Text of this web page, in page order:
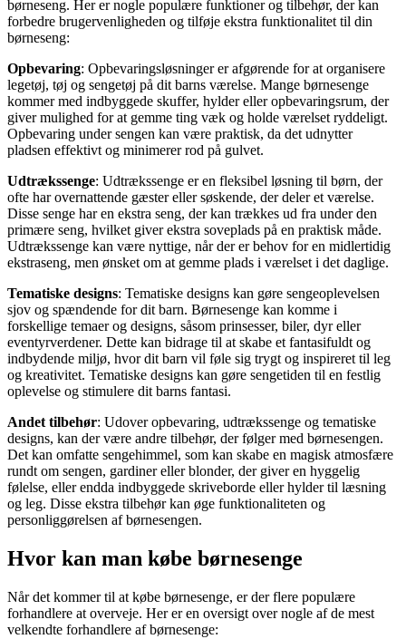
børneseng. Her er nogle populære funktioner og tilbehør, der kan
forbedre brugervenligheden og tilføje ekstra funktionalitet til din
børneseng:
Opbevaring: Opbevaringsløsninger er afgørende for at organisere
legetøj, tøj og sengetøj på dit barns værelse. Mange børnesenge
kommer med indbyggede skuffer, hylder eller opbevaringsrum, der
giver mulighed for at gemme ting væk og holde værelset ryddeligt.
Opbevaring under sengen kan være praktisk, da det udnytter
pladsen effektivt og minimerer rod på gulvet.
Udtrækssenge: Udtrækssenge er en fleksibel løsning til børn, der
ofte har overnattende gæster eller søskende, der deler et værelse.
Disse senge har en ekstra seng, der kan trækkes ud fra under den
primære seng, hvilket giver ekstra soveplads på en praktisk måde.
Udtrækssenge kan være nyttige, når der er behov for en midlertidig
ekstraseng, men ønsket om at gemme plads i værelset i det daglige.
Tematiske designs: Tematiske designs kan gøre sengeoplevelsen
sjov og spændende for dit barn. Børnesenge kan komme i
forskellige temaer og designs, såsom prinsesser, biler, dyr eller
eventyrverdener. Dette kan bidrage til at skabe et fantasifuldt og
indbydende miljø, hvor dit barn vil føle sig trygt og inspireret til leg
og kreativitet. Tematiske designs kan gøre sengetiden til en festlig
oplevelse og stimulere dit barns fantasi.
Andet tilbehør: Udover opbevaring, udtrækssenge og tematiske
designs, kan der være andre tilbehør, der følger med børnesengen.
Det kan omfatte sengehimmel, som kan skabe en magisk atmosfære
rundt om sengen, gardiner eller blonder, der giver en hyggelig
følelse, eller endda indbyggede skriveborde eller hylder til læsning
og leg. Disse ekstra tilbehør kan øge funktionaliteten og
personliggørelsen af børnesengen.
Hvor kan man købe børnesenge
Når det kommer til at købe børnesenge, er der flere populære
forhandlere at overveje. Her er en oversigt over nogle af de mest
velkendte forhandlere af børnesenge: